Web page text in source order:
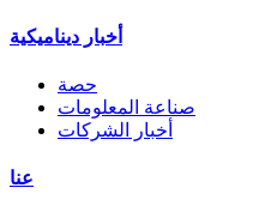
أخبار ديناميكية
حصة
صناعة المعلومات
أخبار الشركات
عنا